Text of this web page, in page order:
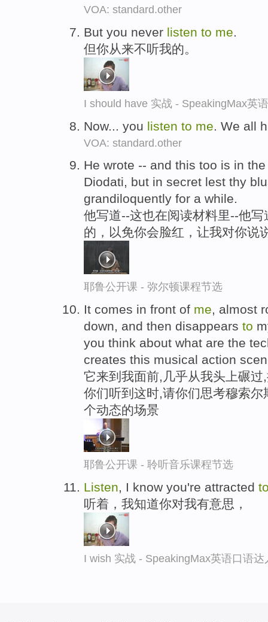
VOA: standard.other
But you never listen to me.
但你从来不听我的。
I should have 实战 - SpeakingMax英
Now... you listen to me . We all
VOA: standard.other
He wrote -- and this too is in
Diodati, but in secret lest thy
grandiloquently for a while.
他写道--这也在阅读材料里--他
的，以免你会脸红，让我对你说
耶鲁公开课 - 弥尔顿课程节选
It comes in front of me, almost
down, and then disappears to
you think about what are the
creates this musical action
它来到我面前,几乎从我头上碾
你们听到这时,请你们思考穆索
个动态的场景
耶鲁公开课 - 聆听音乐课程节选
Listen, I know you're attracted
听着，我知道你对我有意思，
I wish 实战 - SpeakingMax英语口语达